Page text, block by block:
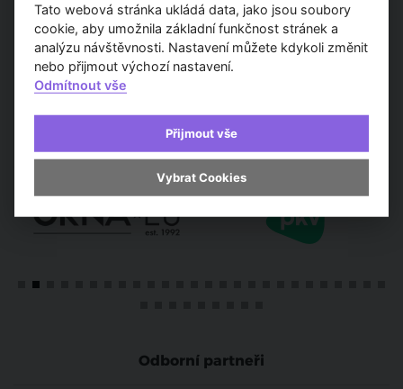
TV Architect
v regionech
Díla architektů
a designérů
TV Architect
představuje...
Partneři
Odborní partneři
Tato webová stránka ukládá data, jako jsou soubory
cookie, aby umožnila základní funkčnost stránek a
analýzu návštěvnosti. Nastavení můžete kdykoli změnit
nebo přijmout výchozí nastavení.
Odmítnout vše
Přijmout vše
Vybrat Cookies